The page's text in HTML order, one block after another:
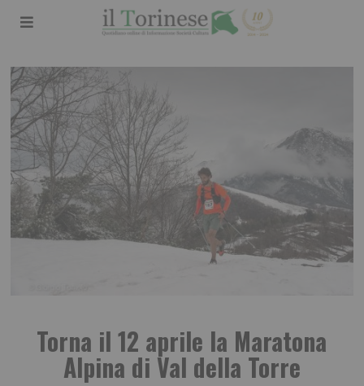
Torna il 12 aprile la Maratona
Alpina di Val della Torre